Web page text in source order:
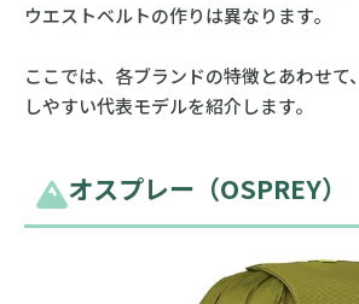
ウエストベルトの作りは異なります。
ここでは、各ブランドの特徴とあわせ
しやすい代表モデルを紹介します。
オスプレー（OSPREY）